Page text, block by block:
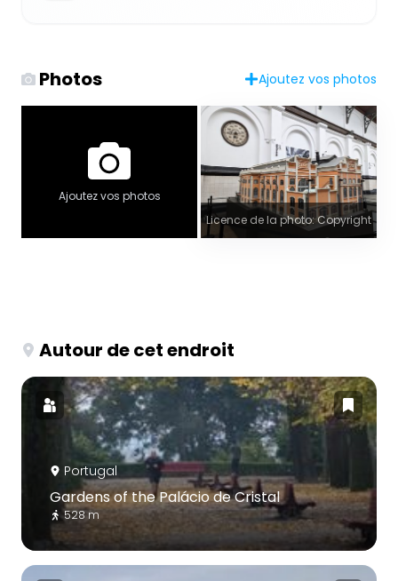
Photos Ajoutez vos photos
Ajoutez vos photos
Licence de la photo: Copyright
Autour de cet endroit
Portugal
Gardens of the Palácio de Cristal
528 m